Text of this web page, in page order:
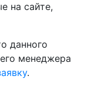
на сайте,
данного
менеджера
.